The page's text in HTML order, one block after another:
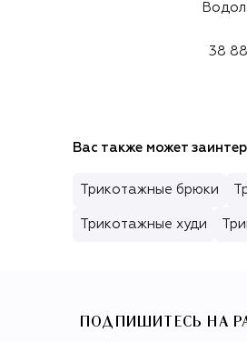
38
Вас также может
Трикотажные брюки
Трикотажные худи
ПОДПИШИТЕСЬ НА